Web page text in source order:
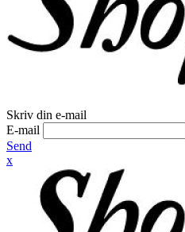
Skriv din e-mail
E-mail
Send
x